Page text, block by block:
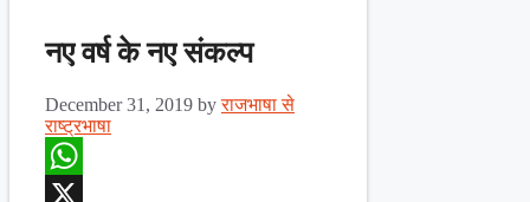
नए वर्ष के नए संकल्प
December 31, 2019 byराजभाषा से
राष्ट्रभाषा
WhatsApp